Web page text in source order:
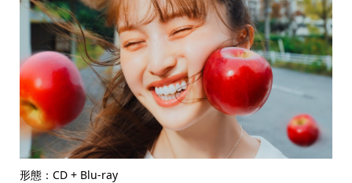
形態：CD + Blu-ray